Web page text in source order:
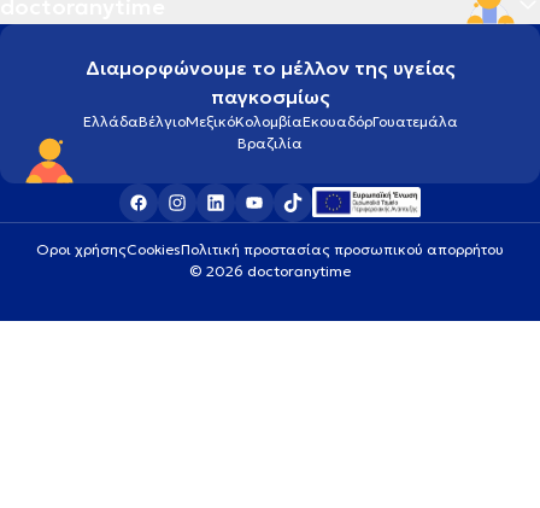
Διαμορφώνουμε το μέλλον της υγείας
παγκοσμίως
ΕλλάδαΒέλγιοΜεξικόΚολομβίαΕκουαδόρΓουατεμάλα
Βραζιλία
Οροι χρήσηςCookiesΠολιτική προστασίας προσωπικού απορρήτου
© 2026 doctoranytime